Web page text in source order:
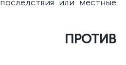
или местные
ПРОТИВ